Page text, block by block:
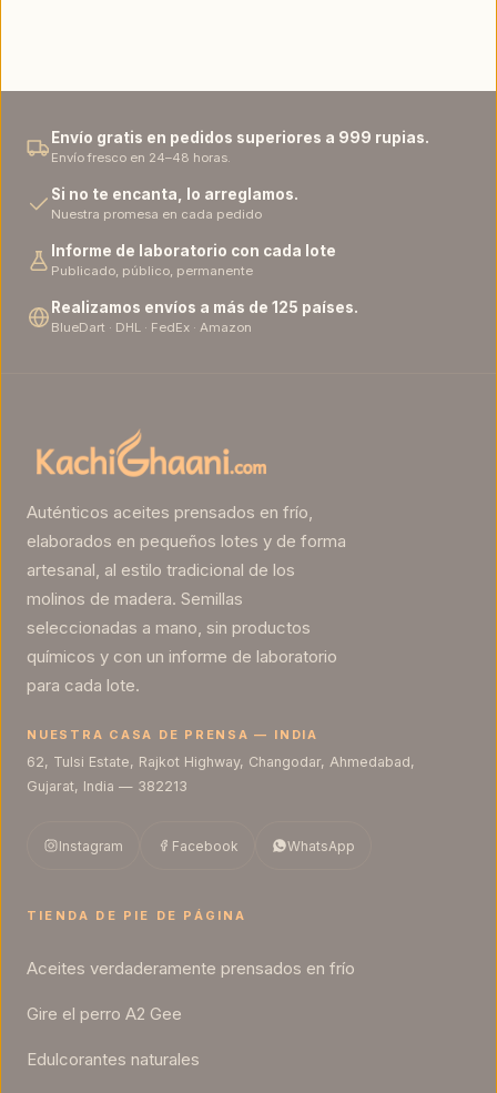
Envío gratis en pedidos superiores a 999 rupias.
Envío fresco en 24–48 horas.
Si no te encanta, lo arreglamos.
Nuestra promesa en cada pedido
Informe de laboratorio con cada lote
Publicado, público, permanente
Realizamos envíos a más de 125 países.
BlueDart · DHL · FedEx · Amazon
Auténticos aceites prensados ​​en frío,
elaborados en pequeños lotes y de forma
artesanal, al estilo tradicional de los
molinos de madera. Semillas
seleccionadas a mano, sin productos
químicos y con un informe de laboratorio
para cada lote.
NUESTRA CASA DE PRENSA — INDIA
62, Tulsi Estate, Rajkot Highway, Changodar, Ahmedabad,
Gujarat, India — 382213
Instagram Facebook WhatsApp
TIENDA DE PIE DE PÁGINA
Aceites verdaderamente prensados ​​en frío
Gire el perro A2 Gee
Edulcorantes naturales